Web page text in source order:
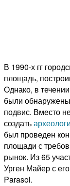
В 1990-х гг
площадь,
Однако, в
были обнаружены
подвис. Вместо
создать
был проведен
площади с
рынок. Из 65
Урген Майер с
Parasol.